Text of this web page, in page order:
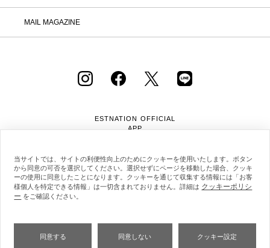
MAIL MAGAZINE
ESTNATION OFFICIAL
APP
会社概要
当サイトでは、サイトの利便性向上のためにクッキーを使用いたします。ボタン
から同意の可否を選択してください。選択せずにページを移動した場合、クッキ
ーの使用に同意したことになります。クッキーを通じて収集する情報には「お客
様個人を特定できる情報」は一切含まれておりません。詳細は クッキーポリシ
ー をご確認ください。
同意する 同意しない クッキー設定